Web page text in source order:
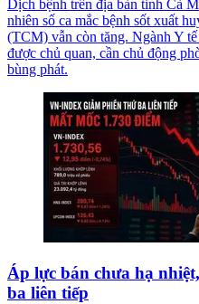
Dịch bệnh trên địa bàn tỉnh Cà
nhiên số ca mắc bệnh sốt xuất
(TCM) vẫn còn tăng. Ngành Y
được chủ quan, cần chủ động
bùng phát.
Áp lực bán chưa hạ
ba liên tiếp